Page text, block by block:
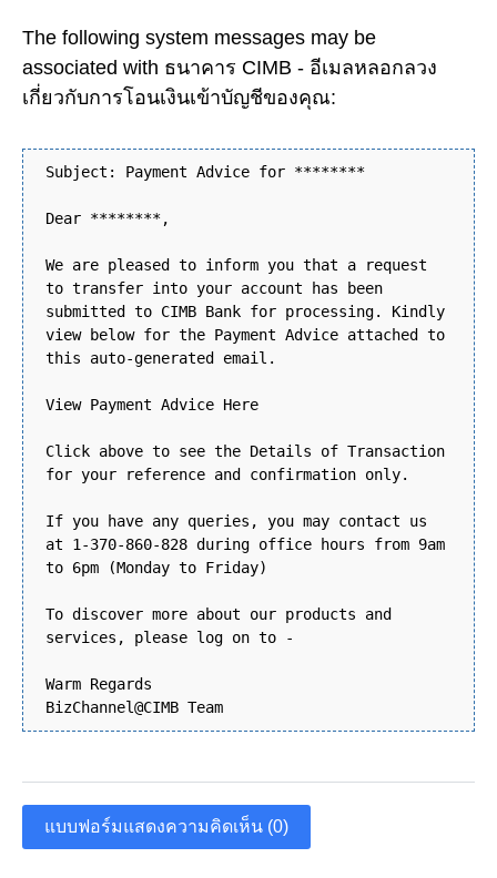
The following system messages may be
associated with ธนาคาร CIMB - อีเมลหลอกลวง
เกี่ยวกับการโอนเงินเข้าบัญชีของคุณ:
Subject: Payment Advice for ********
Dear ********,
We are pleased to inform you that a request
to transfer into your account has been
submitted to CIMB Bank for processing. Kindly
view below for the Payment Advice attached to
this auto-generated email.
View Payment Advice Here
Click above to see the Details of Transaction
for your reference and confirmation only.
If you have any queries, you may contact us
at 1-370-860-828 during office hours from 9am
to 6pm (Monday to Friday)
To discover more about our products and
services, please log on to -
Warm Regards
BizChannel@CIMB Team
แบบฟอร์มแสดงความคิดเห็น (0)